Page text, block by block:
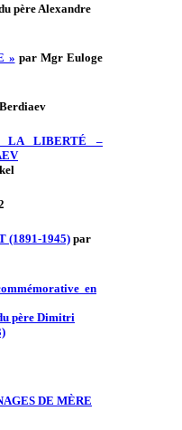
père Alexandre
» par Mgr Euloge
LA LIBERTÉ –
(1891-1945) par
en
père Dimitri
DE MÈRE